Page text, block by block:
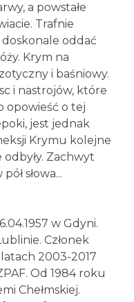
a powstałe
Trafnie
oddać
Krym na
i baśniowy.
i nastrojów, które
opowieść o tej
jest jednak
Krymu kolejne
Zachwyt
słowa...
w Gdyni.
Członek
2003-2017
Od 1984 roku
Chełmskiej.